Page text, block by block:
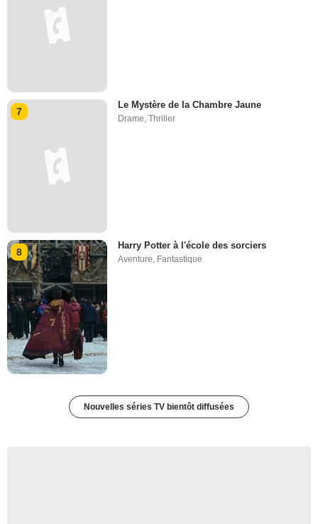
7
Le Mystère de la Chambre Jaune
Drame,Thriller
8
Harry Potter à l'école des sorciers
Aventure, Fantastique
Nouvelles séries TV bientôt diffusées